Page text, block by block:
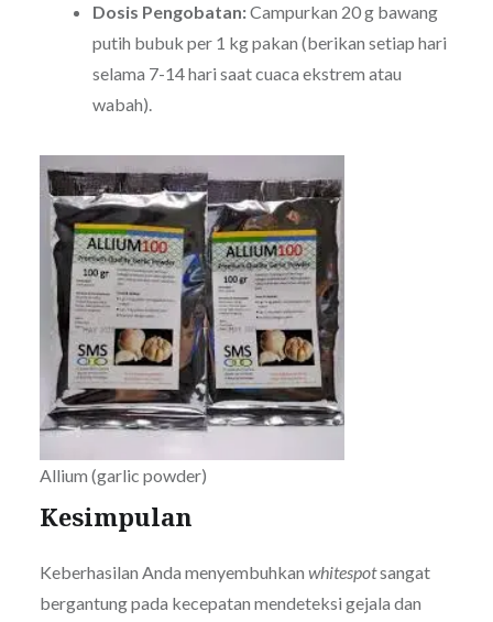
Dosis Pengobatan:Campurkan 20 g bawang
putih bubuk per 1 kg pakan (berikan setiap hari
selama 7-14 hari saat cuaca ekstrem atau
wabah).
Allium (garlic powder)
Kesimpulan
Keberhasilan Anda menyembuhkan whitespotsangat
bergantung pada kecepatan mendeteksi gejala dan